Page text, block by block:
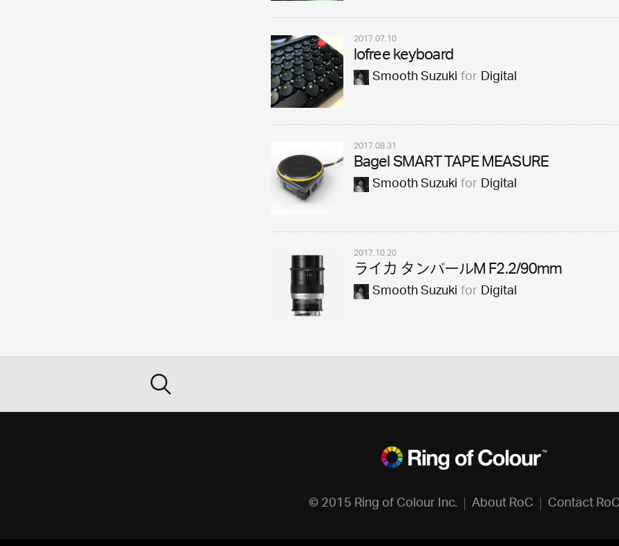
2017.07.10
lofree keyboard
Smooth SuzukiforDigital
2017.08.31
Bagel SMART TAPE MEASURE
Smooth SuzukiforDigital
2017.10.20
ライカ タンバールM F2.2/90mm
Smooth SuzukiforDigital
© 2015 Ring of Colour Inc. About RoC Contact